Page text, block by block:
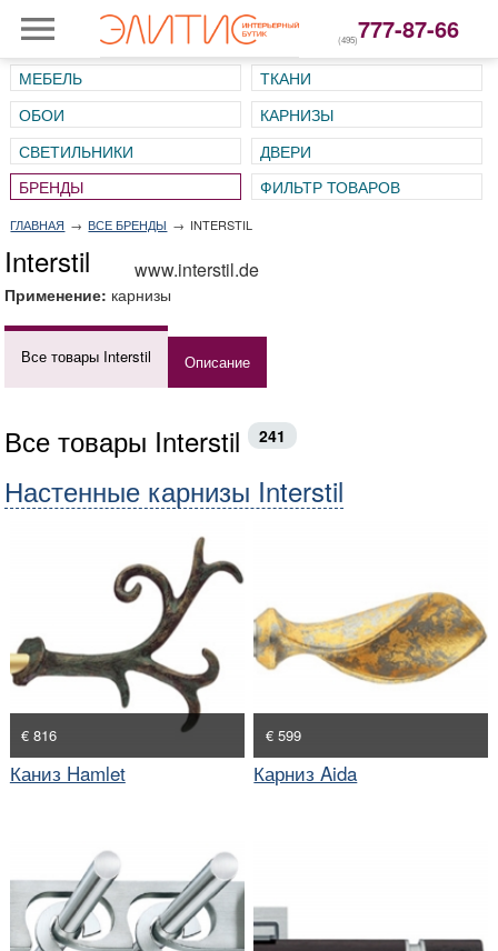
(495)777-87-66
МЕБЕЛЬ
ТКАНИ
ОБОИ
КАРНИЗЫ
СВЕТИЛЬНИКИ
ДВЕРИ
ГЛАВНАЯ → ВСЕ БРЕНДЫ → INTERSTIL
Interstil www.interstil.de
Применение: карнизы
Все товары Interstil Описание
Все товары Interstil 241
Настенные карнизы Interstil
€ 816
Каниз Hamlet
€ 599
Карниз Aida